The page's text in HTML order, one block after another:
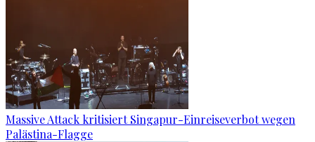
Massive Attack kritisiert Singapur-Einreiseverbot wegen
Palästina-Flagge